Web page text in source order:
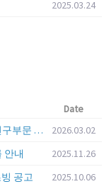
2025.03.24
Date
[한국과학기술연구원(KIST)] 2026년도 제1차 연구부문 공개채용 안내
2026.03.02
안내
2025.11.26
공고
2025.10.06